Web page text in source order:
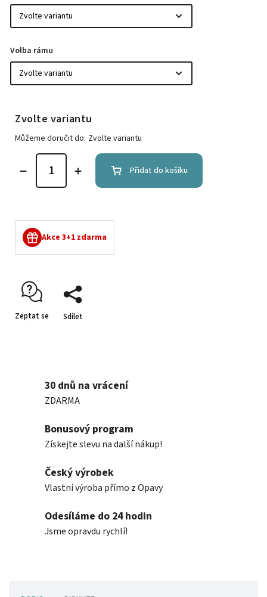
Volba rámu
Zvolte variantu
Můžeme doručit do: Zvolte variantu
Přidat do košíku
Akce 3+1 zdarma
Zeptat se Sdílet
30 dnů na vrácení
ZDARMA
Bonusový program
Získejte slevu na další nákup!
Český výrobek
Vlastní výroba přímo z Opavy
Odesíláme do 24 hodin
Jsme opravdu rychlí!